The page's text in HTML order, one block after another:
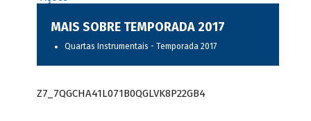
MAIS SOBRE TEMPORADA 2017
Quartas Instrumentais - Temporada 2017
Z7_7QGCHA41L071B0QGLVK8P22GB4